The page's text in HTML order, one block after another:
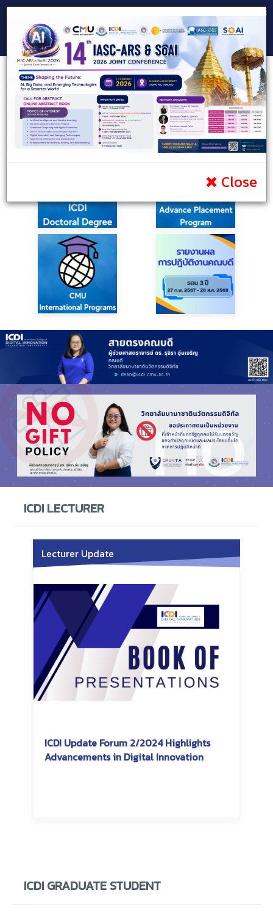
Public
Infomation
Portal Contact
ICDI LECTURER
Lecturer Update
ICDI Update Forum 2/2024 Highlights
Advancements in Digital Innovation
ICDI GRADUATE STUDENT
Close